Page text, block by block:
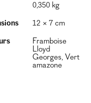
0,350 kg
12 × 7 cm
Framboise
Lloyd
Georges, Vert
amazone